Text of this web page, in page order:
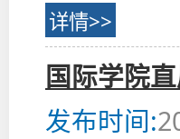
详情>>
国际学院
发布时间: